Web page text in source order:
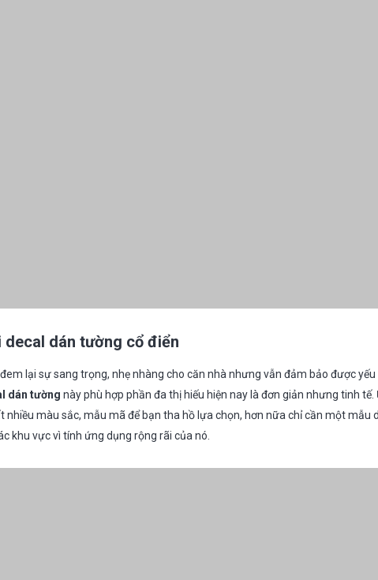
decal dán tường cổ điển
lại sự sang trọng, nhẹ nhàng cho căn nhà nhưng vẫn đảm bảo được
dán tường này phù hợp phần đa thị hiếu hiện nay là đơn giản nhưng tinh tế.
nhiều màu sắc, mẫu mã để bạn tha hồ lựa chọn, hơn nữa chỉ cần một mẫu
khu vực vì tính ứng dụng rộng rãi của nó.